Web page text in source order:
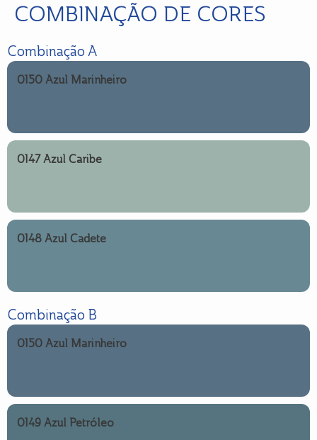
COMBINAÇÃO DE CORES
Combinação A
0150 Azul Marinheiro
0147 Azul Caribe
0148 Azul Cadete
Combinação B
0150 Azul Marinheiro
0149 Azul Petróleo